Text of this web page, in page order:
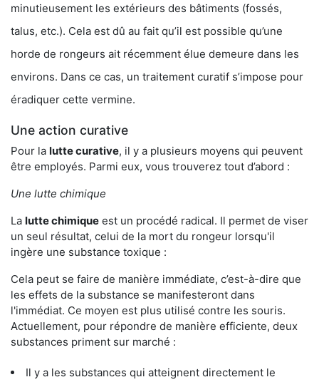
minutieusement les extérieurs des bâtiments (fossés,
talus, etc.). Cela est dû au fait qu’il est possible qu’une
horde de rongeurs ait récemment élue demeure dans les
environs. Dans ce cas, un traitement curatif s’impose pour
éradiquer cette vermine.
Une action curative
Pour la lutte curative, il y a plusieurs moyens qui peuvent
être employés. Parmi eux, vous trouverez tout d’abord :
Une lutte chimique
La lutte chimique est un procédé radical. Il permet de viser
un seul résultat, celui de la mort du rongeur lorsqu'il
ingère une substance toxique :
Cela peut se faire de manière immédiate, c’est-à-dire que
les effets de la substance se manifesteront dans
l'immédiat. Ce moyen est plus utilisé contre les souris.
Actuellement, pour répondre de manière efficiente, deux
substances priment sur marché :
Il y a les substances qui atteignent directement le